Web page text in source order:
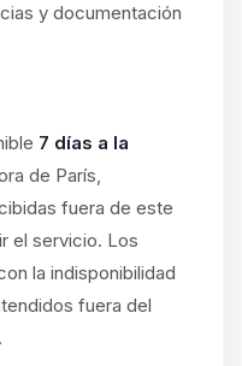
y documentación
7 días a la
de París,
fuera de este
el servicio. Los
la indisponibilidad
fuera del